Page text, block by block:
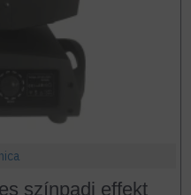
színpadi effekt